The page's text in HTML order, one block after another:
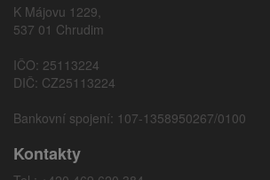
K Májovu 1229,
537 01 Chrudim
IČO: 25113224
DIČ: CZ25113224
Bankovní spojení: 107-1358950267/0100
Kontakty